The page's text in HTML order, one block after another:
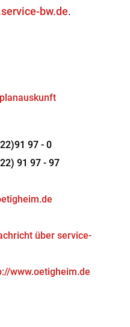
bw.de.
97 - 0
91 97 - 97
über service-
www.oetigheim.de